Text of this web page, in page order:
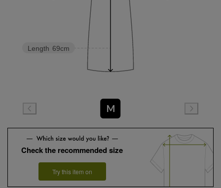
Length 69cm
M
Check the recommended size
Try this item on